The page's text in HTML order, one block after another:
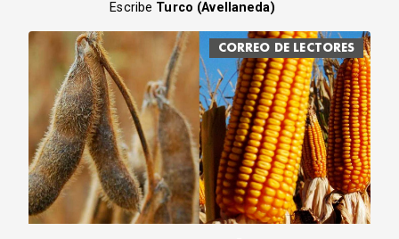
Escribe Turco (Avellaneda)
CORREO DE LECTORES